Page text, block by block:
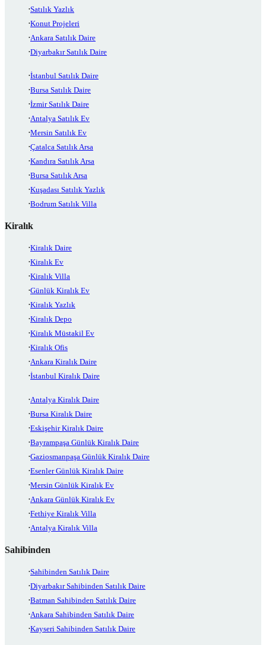
Satılık Yazlık
Konut Projeleri
Ankara Satılık Daire
Diyarbakır Satılık Daire
İstanbul Satılık Daire
Bursa Satılık Daire
İzmir Satılık Daire
Antalya Satılık Ev
Mersin Satılık Ev
Çatalca Satılık Arsa
Kandıra Satılık Arsa
Bursa Satılık Arsa
Kuşadası Satılık Yazlık
Bodrum Satılık Villa
Kiralık
Kiralık Daire
Kiralık Ev
Kiralık Villa
Günlük Kiralık Ev
Kiralık Yazlık
Kiralık Depo
Kiralık Müstakil Ev
Kiralık Ofis
Ankara Kiralık Daire
İstanbul Kiralık Daire
Antalya Kiralık Daire
Bursa Kiralık Daire
Eskişehir Kiralık Daire
Bayrampaşa Günlük Kiralık Daire
Gaziosmanpaşa Günlük Kiralık Daire
Esenler Günlük Kiralık Daire
Mersin Günlük Kiralık Ev
Ankara Günlük Kiralık Ev
Fethiye Kiralık Villa
Antalya Kiralık Villa
Sahibinden
Sahibinden Satılık Daire
Diyarbakır Sahibinden Satılık Daire
Batman Sahibinden Satılık Daire
Ankara Sahibinden Satılık Daire
Kayseri Sahibinden Satılık Daire